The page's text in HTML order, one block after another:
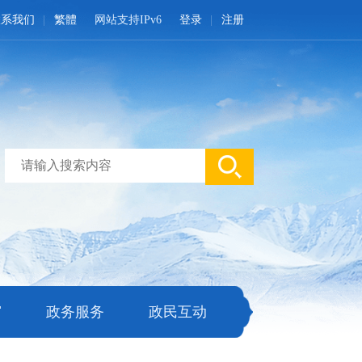
登录 注册
网站支持IPv6
我们 繁體
政务服务 政民互动